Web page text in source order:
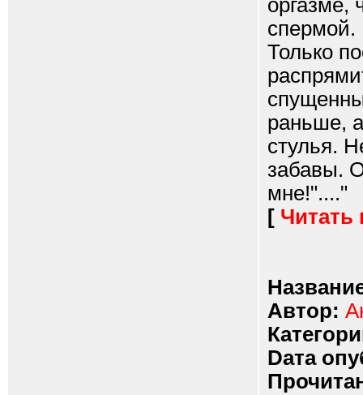
оргазме,
спермой.
Только
раньше,
стулья.
забавы.
мне!"...."
[ Читать
Автор:
Dата